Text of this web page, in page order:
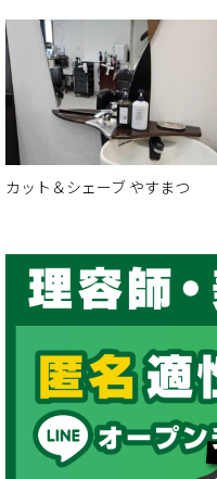
カット＆シェーブ やすまつ